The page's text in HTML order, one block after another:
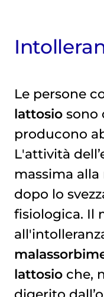
Le persone
lattosiosono
producono
L'attività
massima
dopo lo
fisiologica. Il
lattosioche,